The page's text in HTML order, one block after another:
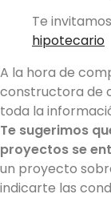
Te
hipotecario
A la hora de
constructora de
toda la
Te sugerimos
proyectos se
un proyecto
indicarte las